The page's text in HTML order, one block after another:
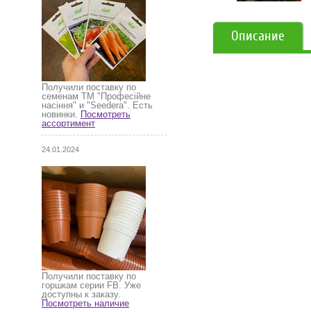
Получили поставку по
семенам ТМ "Професійне
насіння" и "Seedera". Есть
новинки. Посмотреть
ассортимент
24.01.2024
Получили поставку по
горшкам серии FB. Уже
доступны к заказу.
Посмотреть наличие
Описание